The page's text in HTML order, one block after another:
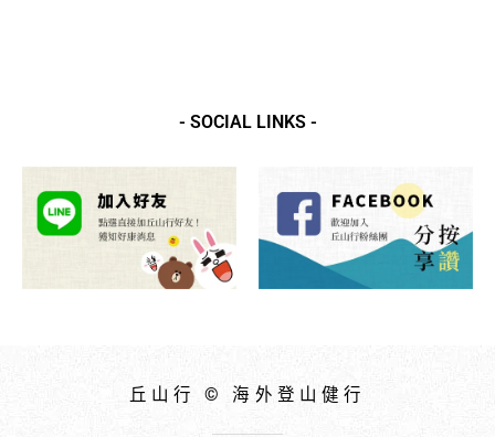
- SOCIAL LINKS -
丘山行 © 海外登山健行